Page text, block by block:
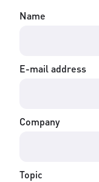
Name
E-mail address
Company
Topic